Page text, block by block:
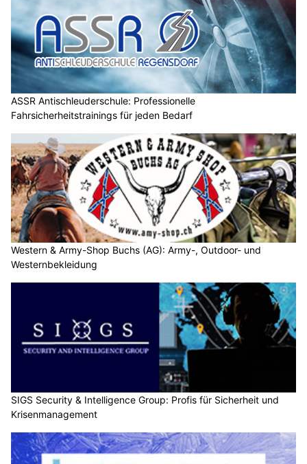
ASSR Antischleuderschule: Professionelle
Fahrsicherheitstrainings für jeden Bedarf
Western & Army-Shop Buchs (AG): Army-, Outdoor- und
Westernbekleidung
SIGS Security & Intelligence Group: Profis für Sicherheit und
Krisenmanagement